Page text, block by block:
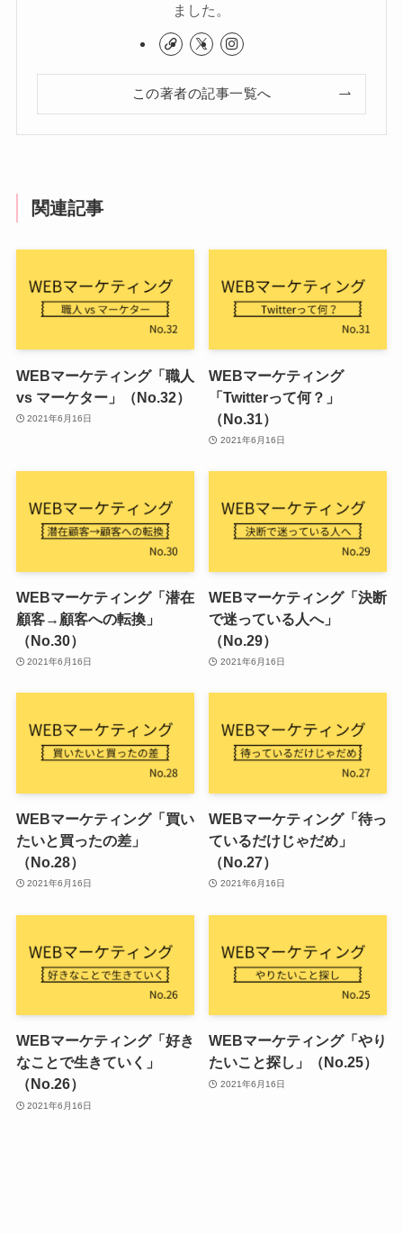
ました。
この著者の記事一覧へ
関連記事
WEBマーケティング「職人
vs マーケター」（No.32）
2021年6月16日
WEBマーケティング
「Twitterって何？」
（No.31）
2021年6月16日
WEBマーケティング「潜在
顧客→顧客への転換」
（No.30）
2021年6月16日
WEBマーケティング「決断
で迷っている人へ」
（No.29）
2021年6月16日
WEBマーケティング「買い
たいと買ったの差」
（No.28）
2021年6月16日
WEBマーケティング「待っ
ているだけじゃだめ」
（No.27）
2021年6月16日
WEBマーケティング「好き
なことで生きていく」
（No.26）
2021年6月16日
WEBマーケティング「やり
たいこと探し」（No.25）
2021年6月16日